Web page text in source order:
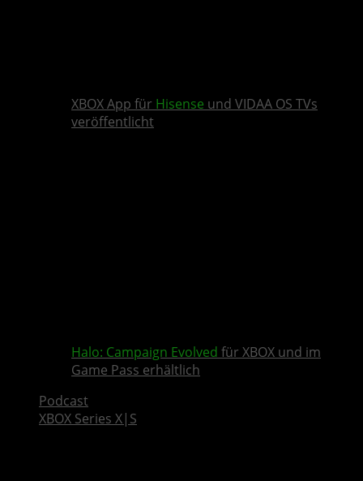
XBOX App für Hisense und VIDAA OS TVs
veröffentlicht
Halo: Campaign Evolved für XBOX und im
Game Pass erhältlich
Podcast
XBOX Series X|S